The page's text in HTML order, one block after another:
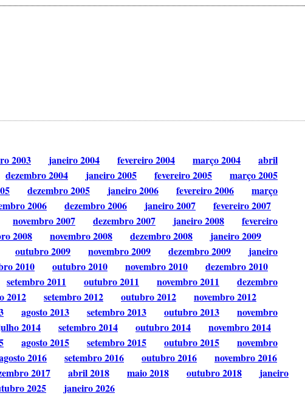
2003 janeiro 2004 fevereiro 2004 março 2004
abril
dezembro 2004 janeiro 2005 fevereiro 2005
março 2005
dezembro 2005 janeiro 2006 fevereiro 2006
março
2006 dezembro 2006 janeiro 2007
fevereiro 2007
novembro 2007 dezembro 2007 janeiro 2008
fevereiro
2008 novembro 2008 dezembro 2008
janeiro 2009
outubro 2009 novembro 2009 dezembro 2009
janeiro
2010 outubro 2010 novembro 2010
dezembro 2010
setembro 2011 outubro 2011 novembro 2011
dezembro
2012 setembro 2012 outubro 2012
novembro 2012
agosto 2013 setembro 2013 outubro 2013
novembro
2014 setembro 2014 outubro 2014
novembro 2014
agosto 2015 setembro 2015 outubro 2015
novembro
2016 setembro 2016 outubro 2016
novembro 2016
2017 abril 2018 maio 2018 outubro 2018
janeiro
2025 janeiro 2026